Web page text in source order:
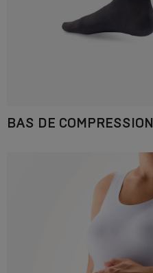
BAS DE COMPRESSION